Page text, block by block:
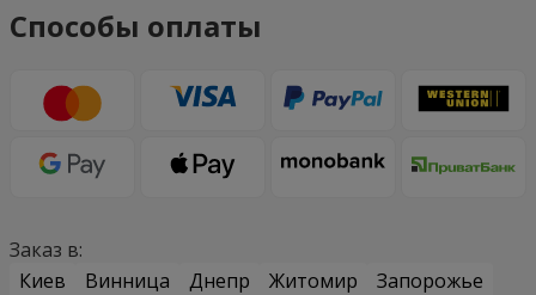
Способы оплаты
Заказ в:
Киев
Винница Днепр Житомир
Запорожье